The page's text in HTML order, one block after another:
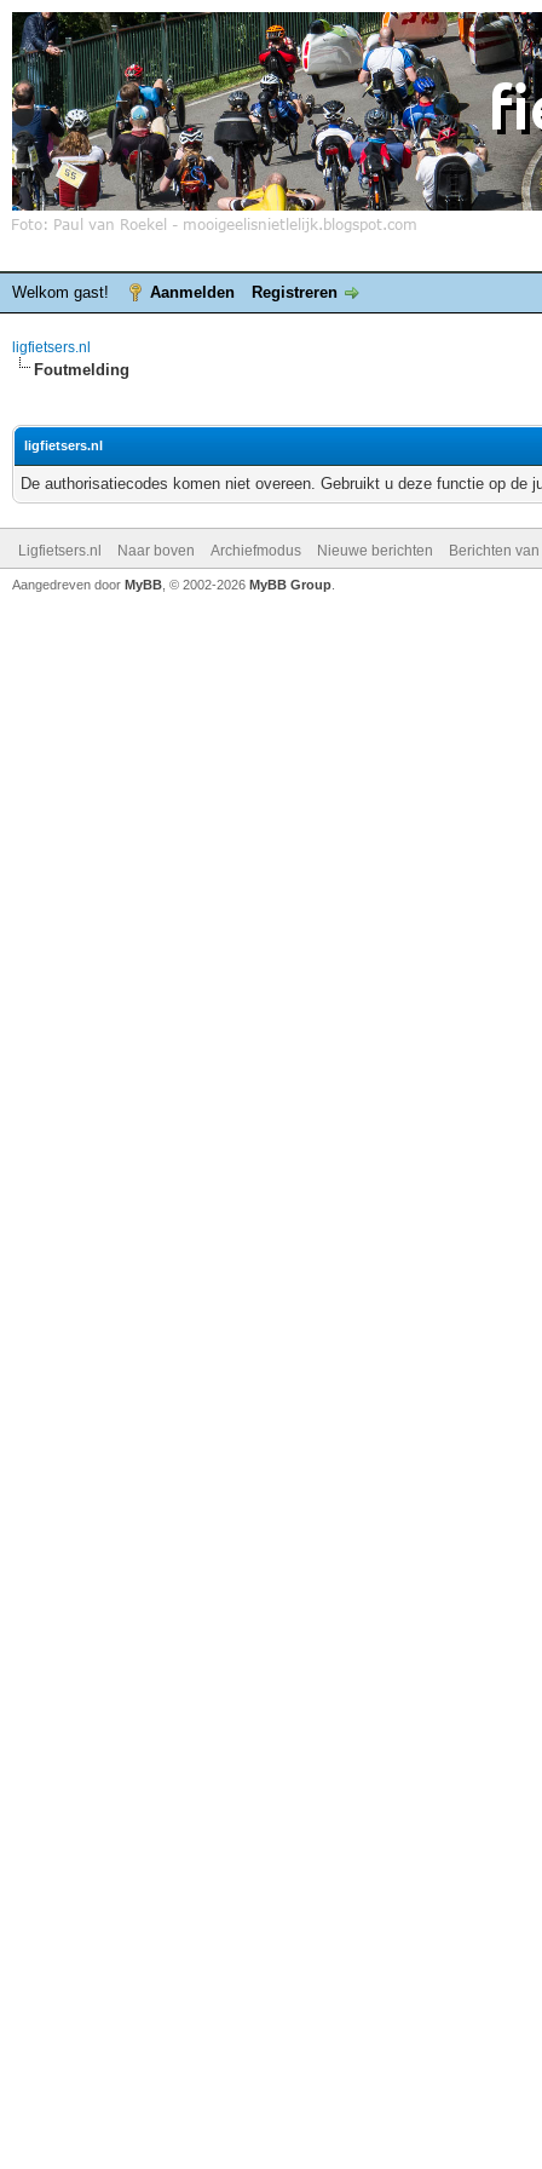
Welkom gast! Aanmelden Registreren
ligfietsers.nl
Foutmelding
ligfietsers.nl
De authorisatiecodes komen niet overeen. Gebruikt u deze functie op de
Ligfietsers.nl Naar boven Archiefmodus Nieuwe berichten Berichten
Aangedreven door MyBB , © 2002-2026 MyBB Group